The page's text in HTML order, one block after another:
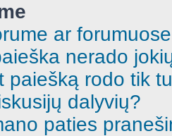
ar
nerado
paiešką rodo tik
dalyvių?
paties